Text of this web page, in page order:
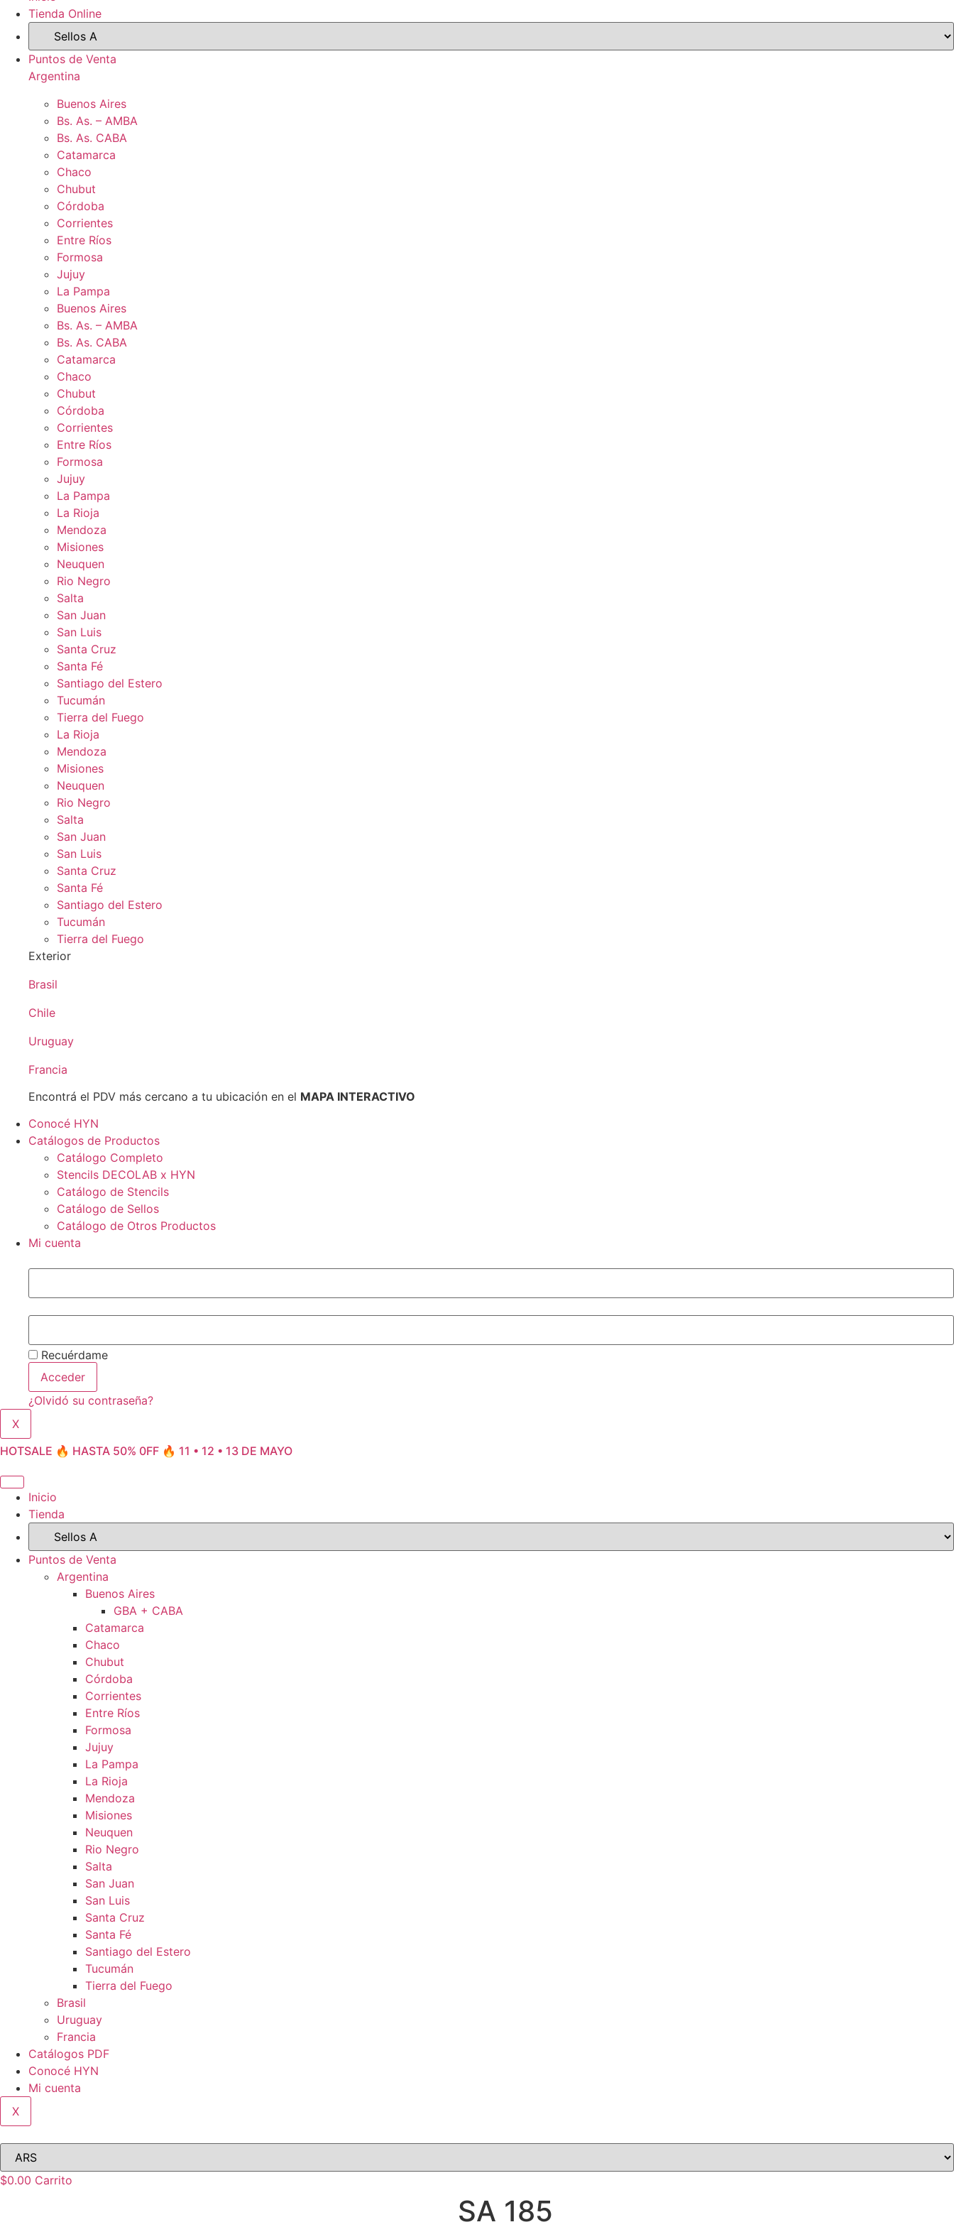
Tienda Online
Puntos de Venta
Argentina
Buenos Aires
Bs. As. – AMBA
Bs. As. CABA
Catamarca
Chaco
Chubut
Córdoba
Corrientes
Entre Ríos
Formosa
Jujuy
La Pampa
Buenos Aires
Bs. As. – AMBA
Bs. As. CABA
Catamarca
Chaco
Chubut
Córdoba
Corrientes
Entre Ríos
Formosa
Jujuy
La Pampa
La Rioja
Mendoza
Misiones
Neuquen
Rio Negro
Salta
San Juan
San Luis
Santa Cruz
Santa Fé
Santiago del Estero
Tucumán
Tierra del Fuego
La Rioja
Mendoza
Misiones
Neuquen
Rio Negro
Salta
San Juan
San Luis
Santa Cruz
Santa Fé
Santiago del Estero
Tucumán
Tierra del Fuego
Exterior
Brasil
Chile
Uruguay
Francia
Encontrá el PDV más cercano a tu ubicación en el MAPA INTERACTIVO
Conocé HYN
Catálogos de Productos
Catálogo Completo
Stencils DECOLAB x HYN
Catálogo de Stencils
Catálogo de Sellos
Catálogo de Otros Productos
Mi cuenta
Recuérdame
Acceder
¿Olvidó su contraseña?
X
HOTSALE 🔥 HASTA 50% 0FF 🔥 11 • 12 • 13 DE MAYO
Inicio
Tienda
Puntos de Venta
Argentina
Buenos Aires
GBA + CABA
Catamarca
Chaco
Chubut
Córdoba
Corrientes
Entre Ríos
Formosa
Jujuy
La Pampa
La Rioja
Mendoza
Misiones
Neuquen
Rio Negro
Salta
San Juan
San Luis
Santa Cruz
Santa Fé
Santiago del Estero
Tucumán
Tierra del Fuego
Brasil
Uruguay
Francia
Catálogos PDF
Conocé HYN
Mi cuenta
X
$0.00 Carrito
SA 185